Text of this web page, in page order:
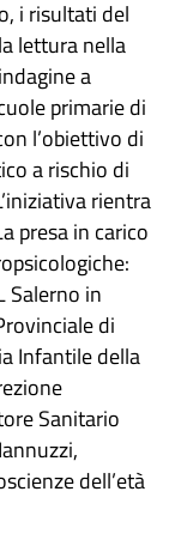
i risultati del
lettura nella
a
primarie di
l’obiettivo di
a rischio di
rientra
presa in carico
Salerno in
di
Infantile della
Sanitario
dell’età